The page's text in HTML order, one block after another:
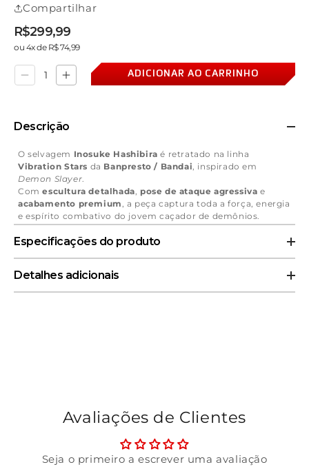
Compartilhar
Preço
normal
Preço
normal
Preço
promocional
R$299,99
ou 4x de R$ 74,99
Diminuir
Estátua
Inosuke
-
Demon
Slayer
-
Vibration
Stars
-
Banpresto
Bandai
Aumentar
Inosuke
-
Demon
Slayer
-
Vibration
Stars
-
Banpresto
Bandai
ADICIONAR AO CARRINHO
Descrição
O selvagem Inosuke Hashibira é retratado na linha
Vibration Stars da Banpresto / Bandai, inspirado em
Demon Slayer.
Comescultura detalhada, pose de ataque agressiva e
acabamento premium, a peça captura toda a força, energia
e espírito combativo do jovem caçador de demônios.
Ideal para colecionadores que buscamautenticidade,
impacto visuale qualidade premium
Especificações do produto
Fabricante:Bandai
Detalhes adicionais
Avaliações de Clientes
Seja o primeiro a escrever uma avaliação